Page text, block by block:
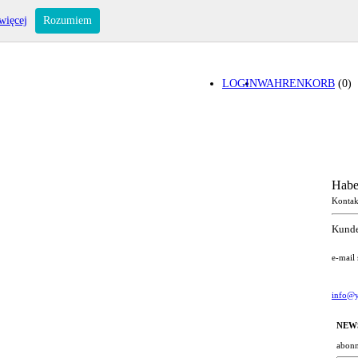
WAHRENKORB (0)
LOGIN
e-mail
Rozumiem